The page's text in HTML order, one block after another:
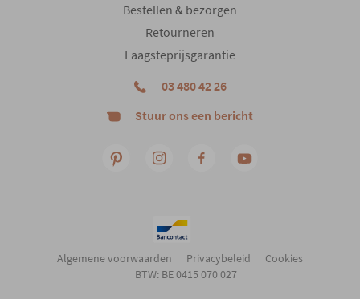
Bestellen & bezorgen
Retourneren
Laagsteprijsgarantie
03 480 42 26
Stuur ons een bericht
Algemene voorwaarden Privacybeleid
Cookies
BTW: BE 0415 070 027